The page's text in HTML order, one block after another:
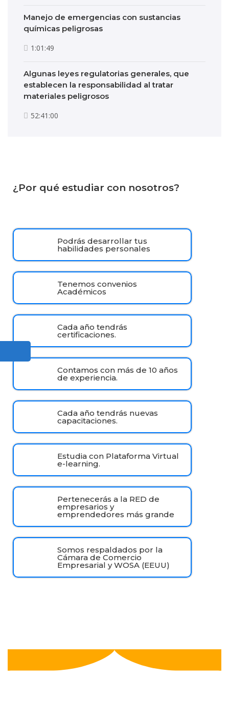
Manejo de emergencias con sustancias
químicas peligrosas
1:01:49
Algunas leyes regulatorias generales, que
establecen la responsabilidad al tratar
materiales peligrosos
52:41:00
¿Por qué estudiar con nosotros?
Podrás desarrollar tus
habilidades personales
Tenemos convenios
Académicos
Cada año tendrás
certificaciones.
Contamos con más de 10 años
de experiencia.
Cada año tendrás nuevas
capacitaciones.
Estudia con Plataforma Virtual
e-learning.
Pertenecerás a la RED de
empresarios y
emprendedores más grande
Somos respaldados por la
Cámara de Comercio
Empresarial y WOSA (EEUU)